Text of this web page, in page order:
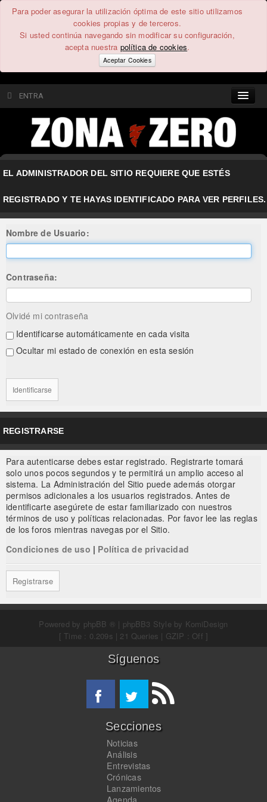
Para poder asegurar la utilización óptima de este sitio utilizamos
cookies propias y de terceros.
Si usted continúa navegando sin modificar su configuración,
acepta nuestra política de cookies.
Aceptar Cookies
ENTRA
CONTENIDO
COMUNIDAD
FEEEDBACK
FOROS
EL ADMINISTRADOR DEL SITIO REQUIERE QUE ESTÉS
REGISTRADO Y TE HAYAS IDENTIFICADO PARA VER PERFILES.
Nombre de Usuario:
Contraseña:
Olvidé mi contraseña
Identificarse automáticamente en cada visita
Ocultar mi estado de conexión en esta sesión
REGISTRARSE
Para autenticarse debes estar registrado. Registrarte tomará
solo unos pocos segundos y te permitirá un amplio acceso al
sistema. La Administración del Sitio puede además otorgar
permisos adicionales a los usuarios registrados. Antes de
identificarte asegúrete de estar familiarizado con nuestros
términos de uso y políticas relacionadas. Por favor lee las reglas
de los foros mientras navegas por el Sitio.
Condiciones de uso | Política de privacidad
Registrarse
Powered by phpBB ® | phpBB3 Style by KomiDesign
[ Time : 0.209s | 21 Queries | GZIP : Off ]
Síguenos
Secciones
Noticias
Análisis
Entrevistas
Crónicas
Lanzamientos
Agenda